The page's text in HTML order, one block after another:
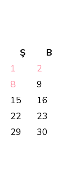
Ş
B
1
2
8
9
15
16
22
23
29
30